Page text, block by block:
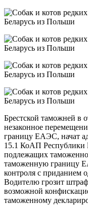
Брестской таможней в
незаконное
границу ЕАЭС, начат
15.1 КоАП Республики
подлежащих
таможенную границу
контроля с приданием
Водителю грозит
возможной
таможенному